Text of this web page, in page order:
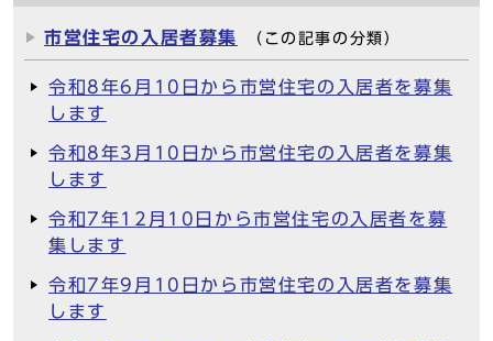
市営住宅の入居者募集 （この記事の分類）
令和8年6月10日から市営住宅の入居者を募集
します
令和8年3月10日から市営住宅の入居者を募集
します
令和7年12月10日から市営住宅の入居者を募
集します
令和7年9月10日から市営住宅の入居者を募集
します